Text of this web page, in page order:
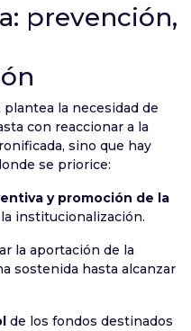
prevención,
la necesidad de
con reaccionar a la
sino que hay
se priorice:
y promoción de la
institucionalización.
la aportación de la
sostenida hasta alcanzar
de los fondos destinados